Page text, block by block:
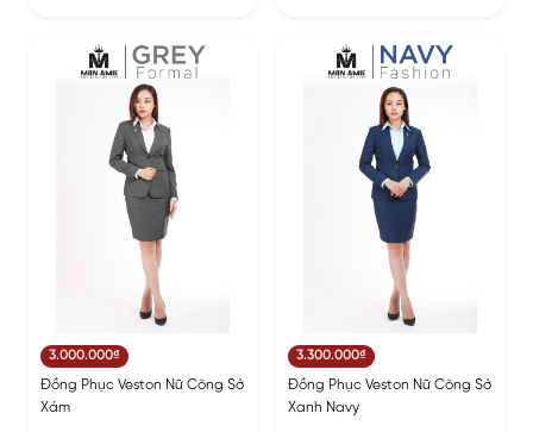
3.000.000₫
Đồng Phục Veston Nữ Công Sở
Xám
3.300.000₫
Đồng Phục Veston Nữ Công Sở
Xanh Navy